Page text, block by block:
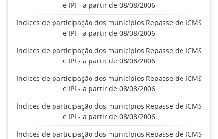
e IPI - a partir de 08/08/2006
Índices de participação dos municípios Repasse de ICMS
e IPI - a partir de 08/08/2006
Índices de participação dos municípios Repasse de ICMS
e IPI - a partir de 08/08/2006
Índices de participação dos municípios Repasse de ICMS
e IPI - a partir de 08/08/2006
Índices de participação dos municípios Repasse de ICMS
e IPI - a partir de 08/08/2006
Índices de participação dos municípios Repasse de ICMS